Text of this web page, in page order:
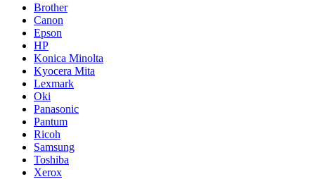
Brother
Canon
Epson
HP
Konica Minolta
Kyocera Mita
Lexmark
Oki
Panasonic
Pantum
Ricoh
Samsung
Toshiba
Xerox